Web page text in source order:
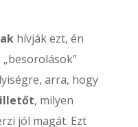
hívják ezt, én
„besorolások”
arra, hogy
, milyen
jól magát. Ezt